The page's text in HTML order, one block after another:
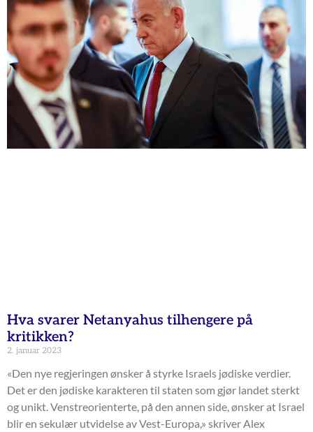
Hva svarer Netanyahus tilhengere på
kritikken?
2. januar 2023
«Den nye regjeringen ønsker å styrke Israels jødiske verdier.
Det er den jødiske karakteren til staten som gjør landet sterkt
og unikt. Venstreorienterte, på den annen side, ønsker at Israel
blir en sekulær utvidelse av Vest-Europa,» skriver Alex